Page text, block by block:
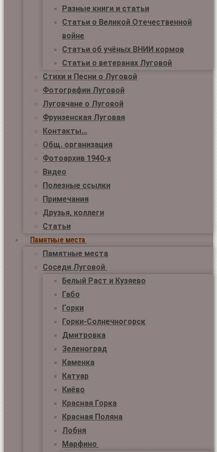
Разные книги и статьи
Статьи о Великой Отечественной
войне
Статьи об учёных ВНИИ кормов
Статьи о ветеранах Луговой
Стихи и Песни о Луговой
Фотографии Луговой
Луговчане о Луговой
Фрунзенская Луговая
Контакты…
Общ. организация
Фотоархив 1940-х
Видео
Полезные ссылки
Примечания
Друзья, коллеги
Статьи
Памятные места
Памятные места
Соседи Луговой
Белый Раст и Кузяево
Габо
Горки
Горки-Солнечногорск
Дмитровка
Зеленоград
Каменка
Катуар
Киёво
Красная Горка
Красная Поляна
Лобня
Марфино